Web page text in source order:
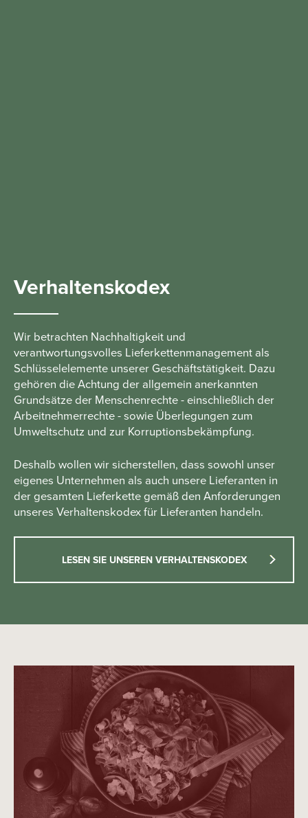
Verhaltenskodex
Wir betrachten Nachhaltigkeit und
verantwortungsvolles Lieferkettenmanagement als
Schlüsselelemente unserer Geschäftstätigkeit. Dazu
gehören die Achtung der allgemein anerkannten
Grundsätze der Menschenrechte - einschließlich der
Arbeitnehmerrechte - sowie Überlegungen zum
Umweltschutz und zur Korruptionsbekämpfung.
Deshalb wollen wir sicherstellen, dass sowohl unser
eigenes Unternehmen als auch unsere Lieferanten in
der gesamten Lieferkette gemäß den Anforderungen
unseres Verhaltenskodex für Lieferanten handeln.
LESEN SIE UNSEREN VERHALTENSKODEX